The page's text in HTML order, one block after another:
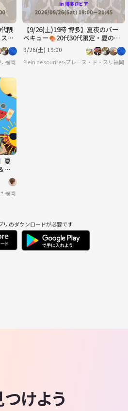
限
で
！
ール-【20代/30代の社会人友達作りサークル】
福岡
【9/26(土)19時 博多】夏夜のバー
ベキュー🍖20代30代限定・夏の友
達づくり/満席続出！
9/26(土) 19:00
Plein de sourires-プレーヌ・ド・スリール
福岡
夏
花
サークル 天神に集まれ〜😆👍✨
福岡
リのダウンロードが必要です
けよう